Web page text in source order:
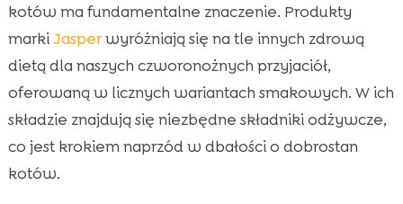
kotów ma fundamentalne znaczenie. Produkty
markiJasperwyróżniają się na tle innych zdrową
dietą dla naszych czworonożnych przyjaciół,
oferowaną w licznych wariantach smakowych. W ich
składzie znajdują się niezbędne składniki odżywcze,
co jest krokiem naprzód w dbałości o dobrostan
kotów.